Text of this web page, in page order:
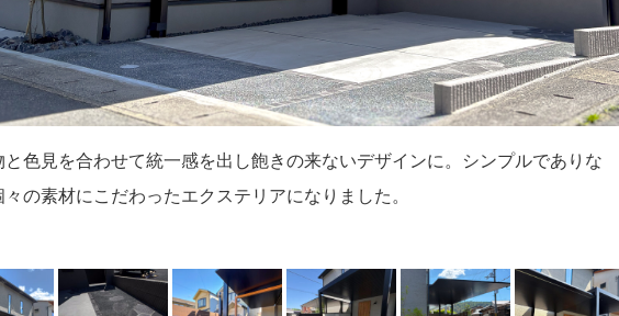
と色見を合わせて統一感を出し飽きの来ないデザインに。シンプルでありな
々の素材にこだわったエクステリアになりました。
ロ・乱形石・洗い出し仕上げを組み合わせたオリジナルデザイン。素材が多
カラーをそろえることで一体感があります。落ち着いた中に何処かリズミカ
し窓前のウッドデッキスペースは、ハンモックチェアを作るため高耐久の天
使用し鳥居を造作。リビングとは違う空間でご家族様の憩いの場となりそう
軒代わりとサイクルポートを兼ねた屋根LIXILの＋G設置によって、雨でも濡
郵便物を取りに行けます。 全てブラックの軒天で統一。
ルツリーはソヨゴ。お建物に寄り添うようにサラッとした樹形に。
お建物の塗り材と色とテクスチャーを合わせ統一感を持たせています。スッ
した門周りは風景にも溶け込んでしっくりと馴染んでいます。
ートにはモダンなラインライト。待機時は10％➡人感センサで100％の明る
るお出迎えライトになっています。 門下は常時100％％点灯のダウンライト
デッキ部には上から自然にライトアップするスイッチ付きの照明を。またテ
にはダウンライトを配置して夜間も楽しめる空間になっています。